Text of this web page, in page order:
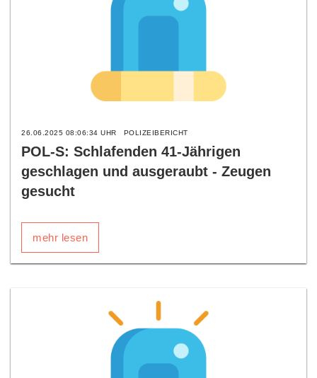
26.06.2025 08:06:34 UHR POLIZEIBERICHT
POL-S: Schlafenden 41-Jährigen
geschlagen und ausgeraubt - Zeugen
gesucht
mehr lesen